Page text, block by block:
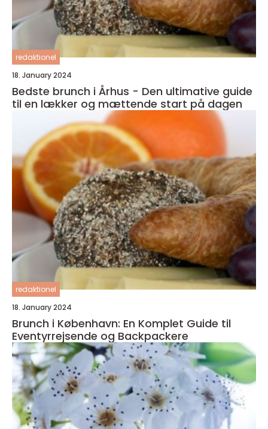
redaktionel
18. January 2024
Bedste brunch i Århus - Den ultimative guide
til en lækker og mættende start på dagen
redaktionel
18. January 2024
Brunch i København: En Komplet Guide til
Eventyrrejsende og Backpackere